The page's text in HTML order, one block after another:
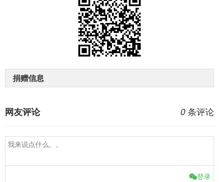
捐赠信息
0 条评论
网友评论
登录